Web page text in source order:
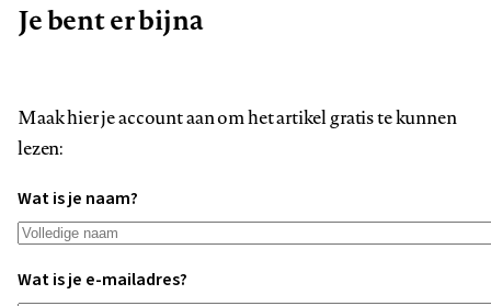
Kruimelpad
Je bent er bijna
Maak hier je account aan om het artikel gratis te kunnen
lezen:
Wat is je naam?
Wat is je e-mailadres?